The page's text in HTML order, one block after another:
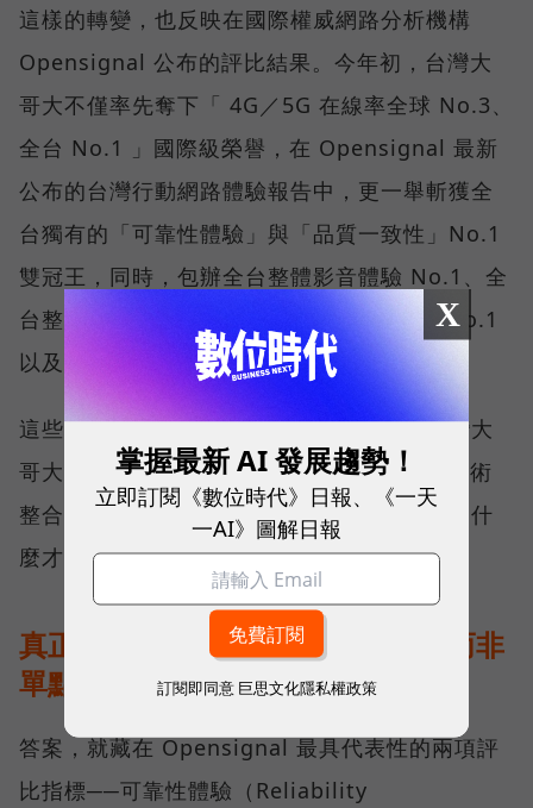
這樣的轉變，也反映在國際權威網路分析機構
Opensignal 公布的評比結果。今年初，台灣大
哥大不僅率先奪下「 4G／5G 在線率全球 No.3、
全台 No.1 」國際級榮譽，在 Opensignal 最新
公布的台灣行動網路體驗報告中，更一舉斬獲全
台獨有的「可靠性體驗」與「品質一致性」No.1
雙冠王，同時，包辦全台整體影音體驗 No.1、全
台整體語音體驗 No.1、全台 5G 語音體驗 No.1
以及全台網路在線率 No.1 多項榮譽。
這些獎項反映的不只是網路順暢，更代表台灣大
哥大長期投入頻譜布局、基地台建設與 5G 技術
整合所累積的成果，也讓外界重新思考：究竟什
麼才是真正的好網路？
真正的好網路，比的是長期穩定、而非
單點測速
答案，就藏在 Opensignal 最具代表性的兩項評
比指標──可靠性體驗（Reliability
X
掌握最新 AI 發展趨勢！
立即訂閱《數位時代》日報、《一天
一AI》圖解日報
訂閱即同意 巨思文化隱私權政策